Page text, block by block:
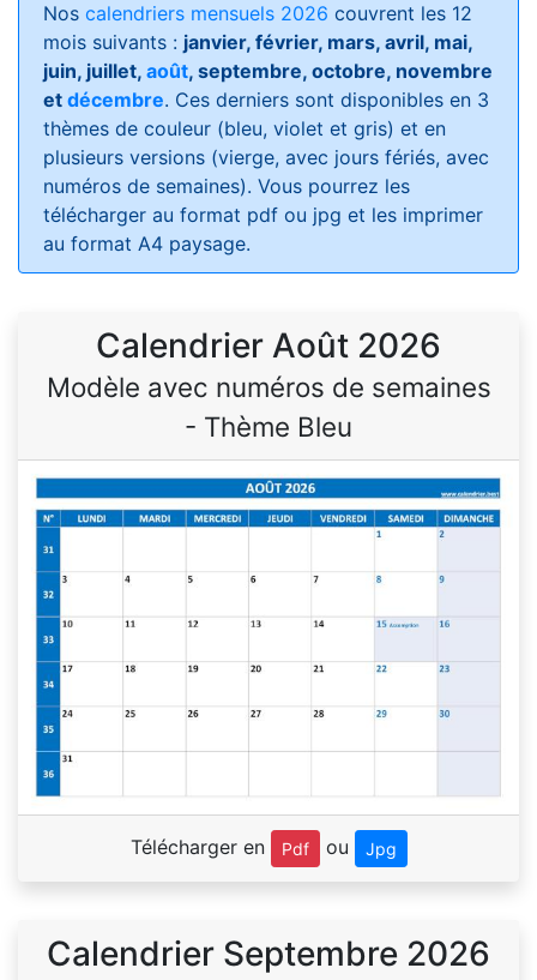
Nos calendriers mensuels 2026 couvrent les 12
mois suivants : janvier, février, mars, avril, mai,
juin, juillet, août, septembre, octobre, novembre
et décembre. Ces derniers sont disponibles en 3
thèmes de couleur (bleu, violet et gris) et en
plusieurs versions (vierge, avec jours fériés, avec
numéros de semaines). Vous pourrez les
télécharger au format pdf ou jpg et les imprimer
au format A4 paysage.
Calendrier Août 2026
Modèle avec numéros de semaines
- Thème Bleu
Télécharger en Pdf ou Jpg
Calendrier Septembre 2026